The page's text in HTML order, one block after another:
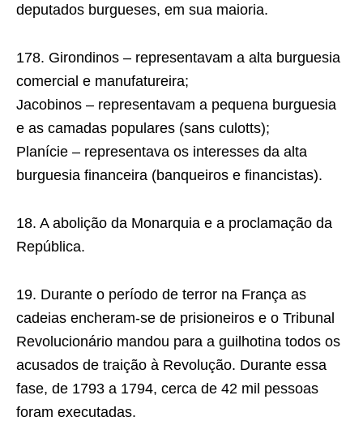
deputados burgueses, em sua maioria.
178. Girondinos – representavam a alta burguesia
comercial e manufatureira;
Jacobinos – representavam a pequena burguesia
e as camadas populares (sans culotts);
Planície – representava os interesses da alta
burguesia financeira (banqueiros e fi­nancistas).
18. A abolição da Monarquia e a proclamação da
República.
19. Durante o período de terror na França as
cadeias encheram-se de prisioneiros e o Tribunal
Revolucionário mandou para a guilhotina todos os
acusados de traição à Revolução. Durante essa
fase, de 1793 a 1794, cerca de 42 mil pessoas
foram executadas.